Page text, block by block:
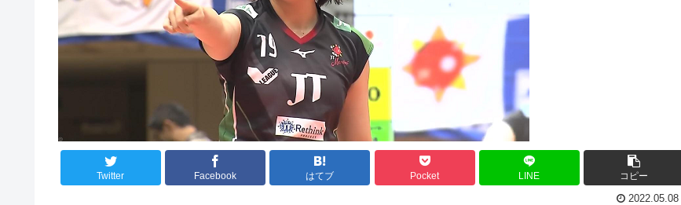
Twitter Facebook はてブ Pocket LINE コピー
2022.05.08